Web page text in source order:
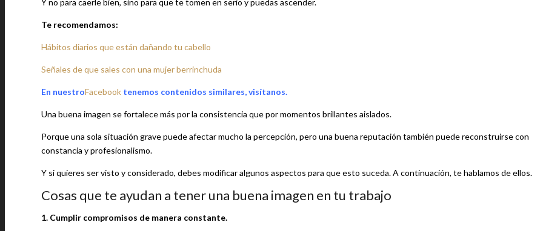
Y no para caerle bien, sino para que te tomen en serio y puedas ascender.
Te recomendamos:
Hábitos diarios que están dañando tu cabello
Señales de que sales con una mujer berrinchuda
En nuestroFacebook tenemos contenidos similares, visítanos.
Una buena imagen se fortalece más por la consistencia que por momentos brillantes aislados.
Porque una sola situación grave puede afectar mucho la percepción, pero una buena reputación también puede reconstruirse con
constancia y profesionalismo.
Y si quieres ser visto y considerado, debes modificar algunos aspectos para que esto suceda. A continuación, te hablamos de ellos.
Cosas que te ayudan a tener una buena imagen en tu trabajo
1. Cumplir compromisos de manera constante.